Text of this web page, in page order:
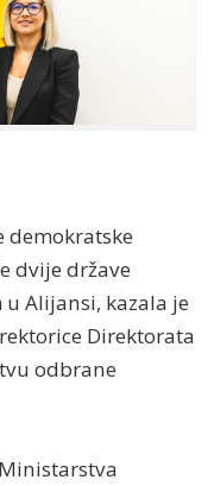
demokratske
dvije države
Alijansi, kazala je
Direktorata
odbrane